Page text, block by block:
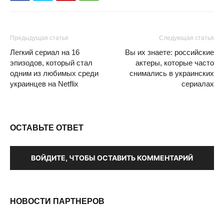
Предыдущая статья
Легкий сериал на 16
эпизодов, который стал
одним из любимых среди
украинцев на Netflix
Следующая статья
Вы их знаете: российские
актеры, которые часто
снимались в украинских
сериалах
ОСТАВЬТЕ ОТВЕТ
ВОЙДИТЕ, ЧТОБЫ ОСТАВИТЬ КОММЕНТАРИЙ
НОВОСТИ ПАРТНЕРОВ